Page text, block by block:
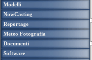
Modelli
NowCasting
Reportage
Meteo Fotografia
Documenti
Software